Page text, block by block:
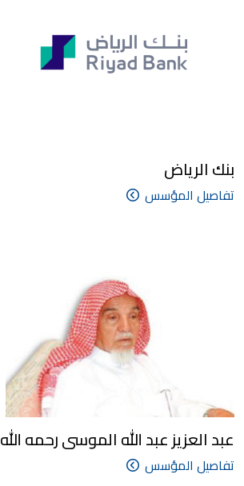
بنك الرياض
تفاصيل المؤسس
عبد العزيز عبد الله الموسى رحمه الله
تفاصيل المؤسس